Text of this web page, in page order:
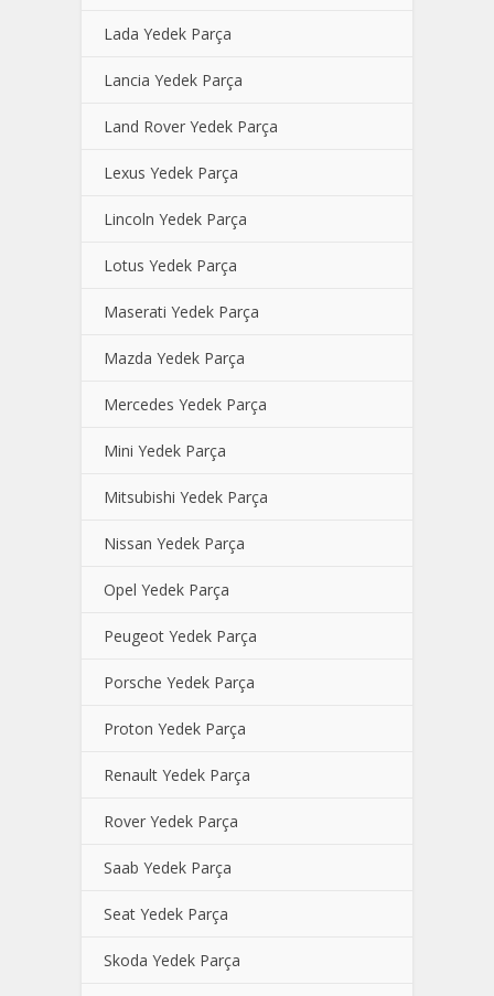
Lada Yedek Parça
Lancia Yedek Parça
Land Rover Yedek Parça
Lexus Yedek Parça
Lincoln Yedek Parça
Lotus Yedek Parça
Maserati Yedek Parça
Mazda Yedek Parça
Mercedes Yedek Parça
Mini Yedek Parça
Mitsubishi Yedek Parça
Nissan Yedek Parça
Opel Yedek Parça
Peugeot Yedek Parça
Porsche Yedek Parça
Proton Yedek Parça
Renault Yedek Parça
Rover Yedek Parça
Saab Yedek Parça
Seat Yedek Parça
Skoda Yedek Parça